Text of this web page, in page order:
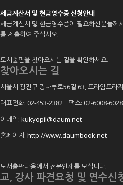
세금계산서 및 현금영수증 신청안내
세금계산서 및 현금영수증이 필요하신분들께
를 제출하여 주십시오.
도서출판을 찾아오시는 길을 확인하세요.
찾아오시는 길
서울시 광진구 광나루로56길 63, 프라임프라
대표전화: 02-453-2382ㅣ팩스: 02-6008-6028
이메일: kukyopil@daum.net
홈페이지: http://www.daumbook.net
도서출판다음에서 전문인재를 모십니다.
교, 강사 파견요청 및 연수